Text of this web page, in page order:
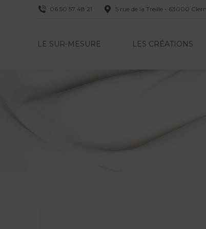
06 50 57 48 21 5 rue de la Treille - 63000
LE SUR-MESURE LES CRÉATIONS